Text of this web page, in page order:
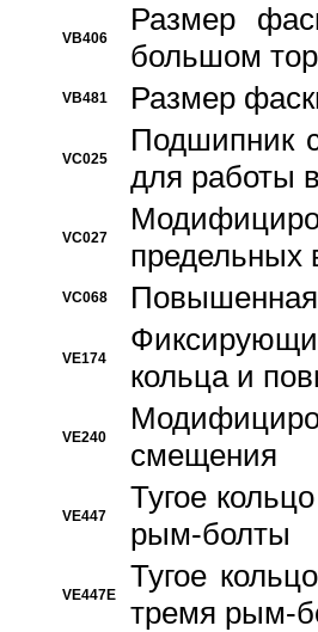
VB406
Размер
большом
VB481 Размер
VC025
Подшипник
для работы
VC027
предельных
VC068 Повышенная
VE174
кольца и
VE240
смещения
VE447
Тугое
рым-болты
VE447E
Тугое
тремя рым-